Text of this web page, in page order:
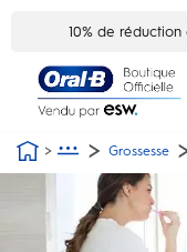
10% de
Grossesse